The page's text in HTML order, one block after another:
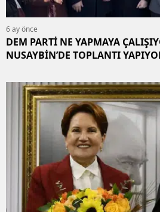
6 ay önce
DEM PARTİ NE YAPMAYA
NUSAYBİN’DE TOPLANTI